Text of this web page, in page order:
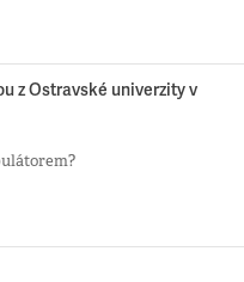
z Ostravské univerzity v